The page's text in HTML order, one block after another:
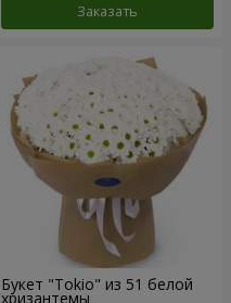
Заказать
Букет "Tokio" из 51 белой
хризантемы